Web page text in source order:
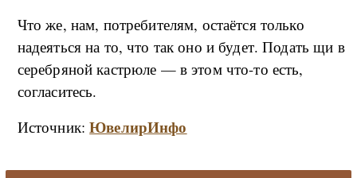
Что же, нам, потребителям, остаётся только
надеяться на то, что так оно и будет. Подать щи в
серебряной кастрюле — в этом что-то есть,
согласитесь.
Источник:ЮвелирИнфо